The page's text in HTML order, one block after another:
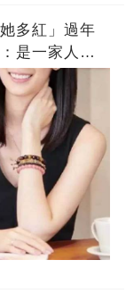
多紅」過年
是一家人沒